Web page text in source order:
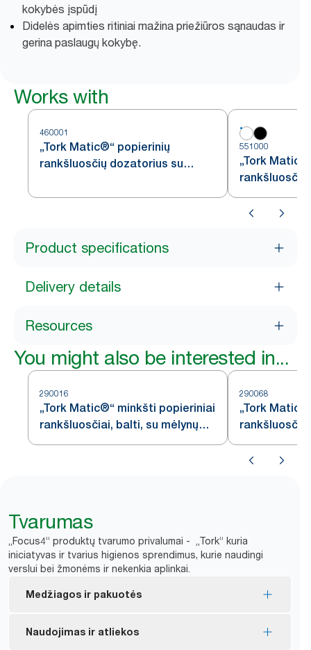
kokybės įspūdį
Didelės apimties ritiniai mažina priežiūros sąnaudas ir
gerina paslaugų kokybę.
Works with
460001
„Tork Matic®“ popierinių
rankšluosčių dozatorius su
plieno, H1
551000
„Tork
H1
Product specifications
Delivery details
Resources
You might also be interested in...
290016
„Tork Matic®“ minkšti popieriniai
rankšluosčiai, balti, su mėlynų
lapų raštu, H1
290068
„Tork
Tvarumas
„Focus4“ produktų tvarumo privalumai - „Tork“ kuria
iniciatyvas ir tvarius higienos sprendimus, kurie naudingi
verslui bei žmonėms ir nekenkia aplinkai.
Medžiagos ir pakuotės
ES ekologiniu ženklu pažymėti užpildai – mažesnis
Naudojimas ir atliekos